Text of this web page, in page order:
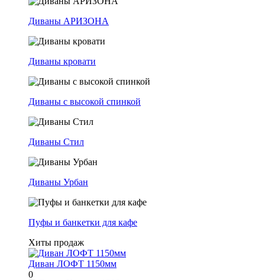
Диваны АРИЗОНА
Диваны кровати
Диваны с высокой спинкой
Диваны Стил
Диваны Урбан
Пуфы и банкетки для кафе
Хиты продаж
Диван ЛОФТ 1150мм
0